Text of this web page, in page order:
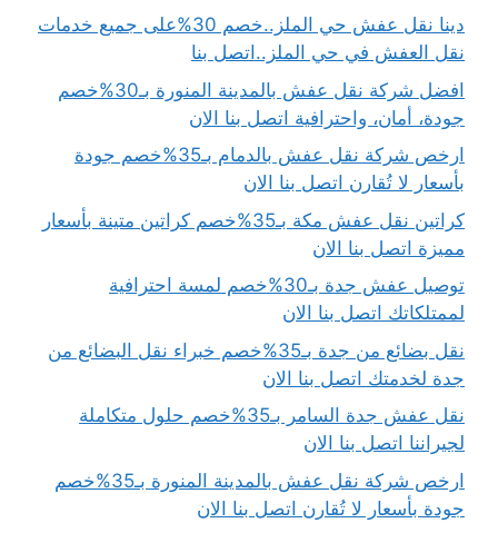
دينا نقل عفش حي الملز..خصم 30%على جميع خدمات
نقل العفش في حي الملز..اتصل بنا
افضل شركة نقل عفش بالمدينة المنورة بـ30%خصم
جودة، أمان، واحترافية اتصل بنا الان
ارخص شركة نقل عفش بالدمام بـ35%خصم جودة
بأسعار لا تُقارن اتصل بنا الان
كراتين نقل عفش مكة بـ35%خصم كراتين متينة بأسعار
مميزة اتصل بنا الان
توصيل عفش جدة بـ30%خصم لمسة احترافية
لممتلكاتك اتصل بنا الان
نقل بضائع من جدة بـ35%خصم خبراء نقل البضائع من
جدة لخدمتك اتصل بنا الان
نقل عفش جدة السامر بـ35%خصم حلول متكاملة
لجيراننا اتصل بنا الان
ارخص شركة نقل عفش بالمدينة المنورة بـ35%خصم
جودة بأسعار لا تُقارن اتصل بنا الان